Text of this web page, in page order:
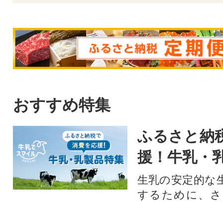
おすすめ特集
ふるさと納
援！牛乳・
生乳の安定的な
するために、